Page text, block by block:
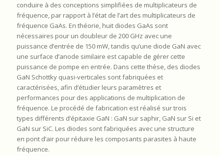
conduire à des conceptions simplifiées de multiplicateurs de
fréquence, par rapport à l’état de l’art des multiplicateurs de
fréquence GaAs. En théorie, huit diodes GaAs sont
nécessaires pour un doubleur de 200 GHz avec une
puissance d’entrée de 150 mW, tandis qu’une diode GaN avec
une surface d’anode similaire est capable de gérer cette
puissance de pompe en entrée. Dans cette thèse, des diodes
GaN Schottky quasi-verticales sont fabriquées et
caractérisées, afin d’étudier leurs paramètres et
performances pour des applications de multiplication de
fréquence. Le procédé de fabrication est réalisé sur trois
types différents d’épitaxie GaN : GaN sur saphir, GaN sur Si et
GaN sur SiC. Les diodes sont fabriquées avec une structure
en pont d’air pour réduire les composants parasites à haute
fréquence.